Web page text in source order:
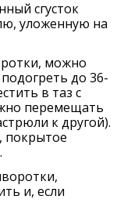
сгусток
уложенную на
можно
до 36-
в таз с
перемещать
к другой).
покрытое
и, если